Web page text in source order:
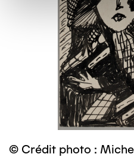
© Crédit photo :